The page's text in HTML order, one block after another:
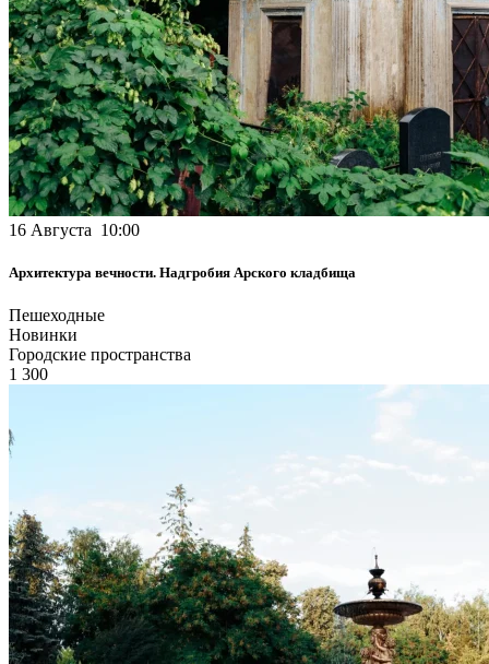
16 Августа 10:00
Архитектура вечности. Надгробия Арского кладбища
Пешеходные
Новинки
Городские пространства
1 300